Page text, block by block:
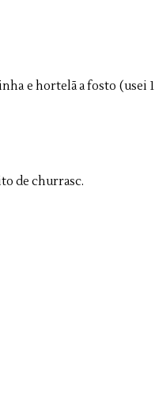
e hortelã a fosto (usei 1
de churrasc.